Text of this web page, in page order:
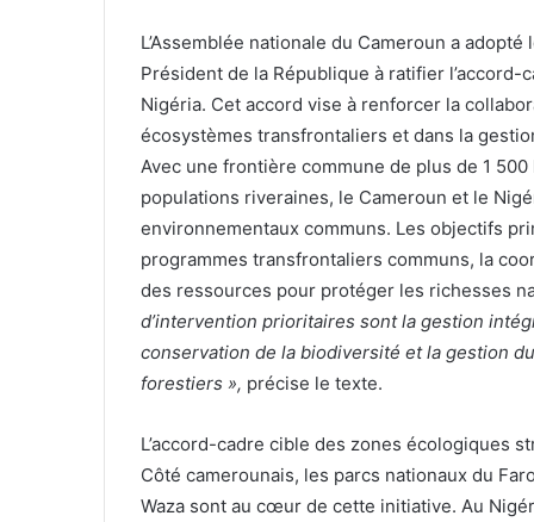
L’Assemblée nationale du Cameroun a
Président de la République à ratifier
Nigéria. Cet accord vise à renforcer la
écosystèmes transfrontaliers et dans la
Avec une frontière commune de plus de 1
populations riveraines, le Cameroun et le
environnementaux communs. Les objectifs
programmes transfrontaliers communs, la
des ressources pour protéger les richesses
d’intervention prioritaires sont la gestion
conservation de la biodiversité et la gestion
forestiers », précise le texte.
L’accord-cadre cible des zones écologiques
Côté camerounais, les parcs nationaux du
Waza sont au cœur de cette initiative. Au